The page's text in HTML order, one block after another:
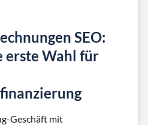
SEO:
erste Wahl für
Geschäft mit